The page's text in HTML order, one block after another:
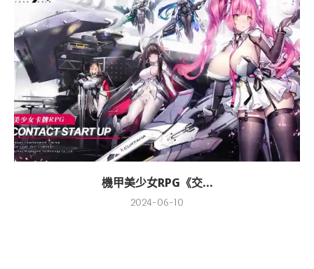
機甲美少女RPG《交...
2024-06-10